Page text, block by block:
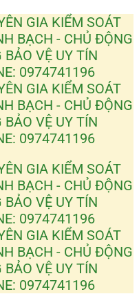
GIA KIỂM SOÁT
BẠCH - CHỦ ĐỘNG
BẢO VỆ UY TÍN
0974741196
GIA KIỂM SOÁT
BẠCH - CHỦ ĐỘNG
BẢO VỆ UY TÍN
0974741196
GIA KIỂM SOÁT
BẠCH - CHỦ ĐỘNG
BẢO VỆ UY TÍN
0974741196
GIA KIỂM SOÁT
BẠCH - CHỦ ĐỘNG
BẢO VỆ UY TÍN
0974741196